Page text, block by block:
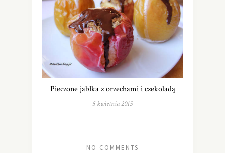
Pieczone jabłka z orzechami i czekoladą
5 kwietnia 2015
NO COMMENTS